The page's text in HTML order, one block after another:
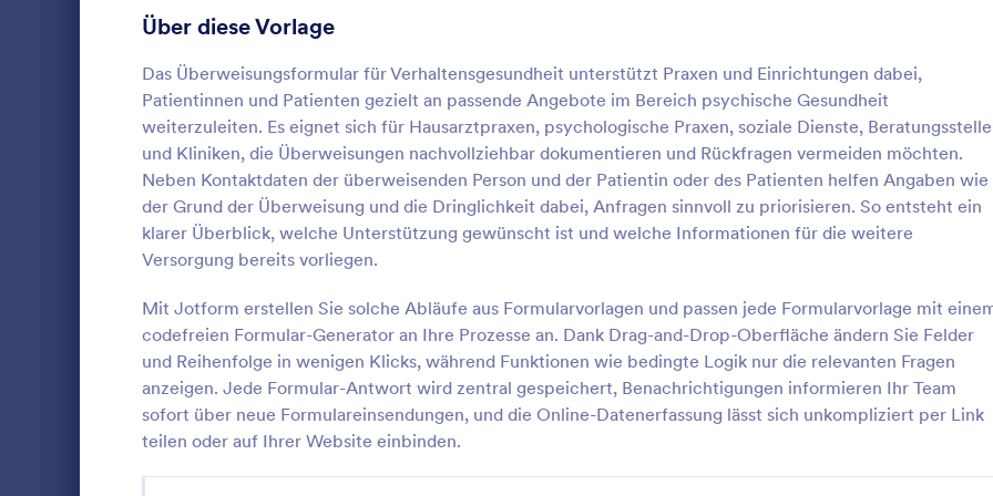
Über diese Vorlage
Das Überweisungsformular für Verhaltensgesundheit unterstützt Praxen und Einrichtungen dabei,
Patientinnen und Patienten gezielt an passende Angebote im Bereich psychische Gesundheit
weiterzuleiten. Es eignet sich für Hausarztpraxen, psychologische Praxen, soziale Dienste,
und Kliniken, die Überweisungen nachvollziehbar dokumentieren und Rückfragen vermeiden möchten.
Neben Kontaktdaten der überweisenden Person und der Patientin oder des Patienten helfen Angaben wie
der Grund der Überweisung und die Dringlichkeit dabei, Anfragen sinnvoll zu priorisieren. So entsteht ein
klarer Überblick, welche Unterstützung gewünscht ist und welche Informationen für die weitere
Versorgung bereits vorliegen.
Mit Jotform erstellen Sie solche Abläufe aus Formularvorlagen und passen jede Formularvorlage mit
codefreien Formular-Generator an Ihre Prozesse an. Dank Drag-and-Drop-Oberfläche ändern Sie Felder
und Reihenfolge in wenigen Klicks, während Funktionen wie bedingte Logik nur die relevanten Fragen
anzeigen. Jede Formular-Antwort wird zentral gespeichert, Benachrichtigungen informieren Ihr Team
sofort über neue Formulareinsendungen, und die Online-Datenerfassung lässt sich unkompliziert per Link
teilen oder auf Ihrer Website einbinden.
Beratungs Kundenempfehlungsformular
Erfassen Sie Beratungsempfehlungen
Einwilligungen und Terminwünschen, mit
dem Beratungs-
Kundenempfehlungsformular in Jotform.
Go to Category:
Empfehlungsformulare
Vorlage verwenden
:
Ambulante
für Überweisungen zur
inklusive Terminwunsch und
Rückmeldeweg, und sammelt
Formularantworten zentral mit
Go to Category:
Gesundheitsformulare
Vorlage verwenden
Anmeldeformulare
Abstimmung 35
Abstract-Formulare 11
Genehmigungsformulare 91
Bewertungsformulare 74
Anwesenheitsformulare 11
Audit Formulare 63
Autorisierungsformulare
Award-Formulare 16
Black Friday Formulare 32